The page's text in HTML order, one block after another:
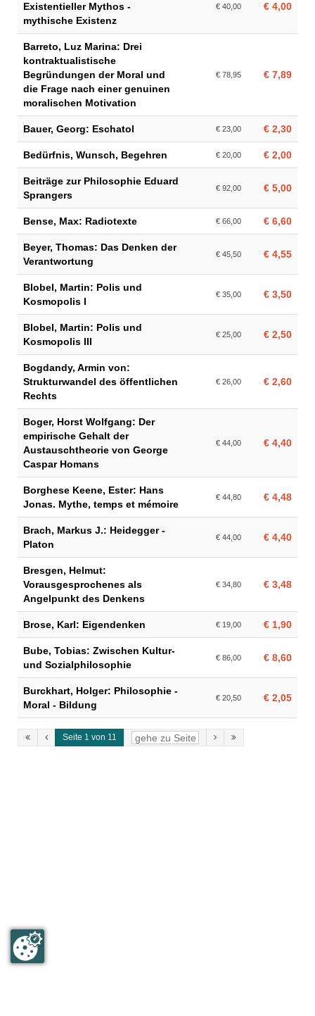
Existentieller Mythos -
mythische Existenz
€ 40,00 € 4,00
Barreto, Luz Marina: Drei
kontraktualistische
Begründungen der Moral und
die Frage nach einer genuinen
moralischen Motivation
€ 78,95 € 7,89
Bauer, Georg: Eschatol € 23,00 € 2,30
Bedürfnis, Wunsch, Begehren € 20,00 € 2,00
Beiträge zur Philosophie Eduard
Sprangers
€ 92,00 € 5,00
Bense, Max: Radiotexte € 66,00 € 6,60
Beyer, Thomas: Das Denken der
Verantwortung
€ 45,50 € 4,55
Blobel, Martin: Polis und
Kosmopolis I
€ 35,00 € 3,50
Blobel, Martin: Polis und
Kosmopolis III
€ 25,00 € 2,50
Bogdandy, Armin von:
Strukturwandel des öffentlichen
Rechts
€ 26,00 € 2,60
Boger, Horst Wolfgang: Der
empirische Gehalt der
Austauschtheorie von George
Caspar Homans
€ 44,00 € 4,40
Borghese Keene, Ester: Hans
Jonas. Mythe, temps et mémoire
€ 44,80 € 4,48
Brach, Markus J.: Heidegger -
Platon
€ 44,00 € 4,40
Bresgen, Helmut:
Vorausgesprochenes als
Angelpunkt des Denkens
€ 34,80 € 3,48
Brose, Karl: Eigendenken € 19,00 € 1,90
Bube, Tobias: Zwischen Kultur-
und Sozialphilosophie
€ 86,00 € 8,60
Burckhart, Holger: Philosophie -
Moral - Bildung
€ 20,50 € 2,05
Seite 1 von 11